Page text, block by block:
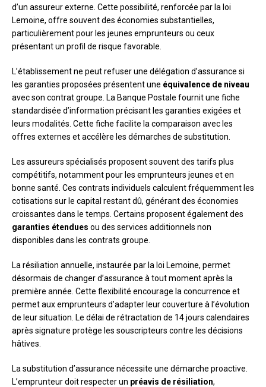
d’un assureur externe. Cette possibilité, renforcée par la loi
Lemoine, offre souvent des économies substantielles,
particulièrement pour les jeunes emprunteurs ou ceux
présentant un profil de risque favorable.
L’établissement ne peut refuser une délégation d’assurance si
les garanties proposées présentent une équivalence de niveau
avec son contrat groupe. La Banque Postale fournit une fiche
standardisée d’information précisant les garanties exigées et
leurs modalités. Cette fiche facilite la comparaison avec les
offres externes et accélère les démarches de substitution.
Les assureurs spécialisés proposent souvent des tarifs plus
compétitifs, notamment pour les emprunteurs jeunes et en
bonne santé. Ces contrats individuels calculent fréquemment les
cotisations sur le capital restant dû, générant des économies
croissantes dans le temps. Certains proposent également des
garanties étendues ou des services additionnels non
disponibles dans les contrats groupe.
La résiliation annuelle, instaurée par la loi Lemoine, permet
désormais de changer d’assurance à tout moment après la
première année. Cette flexibilité encourage la concurrence et
permet aux emprunteurs d’adapter leur couverture à l’évolution
de leur situation. Le délai de rétractation de 14 jours calendaires
après signature protège les souscripteurs contre les décisions
hâtives.
La substitution d’assurance nécessite une démarche proactive.
L’emprunteur doit respecter un préavis de résiliation,